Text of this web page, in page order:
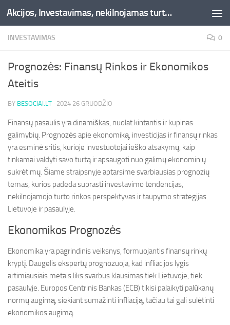
Skip to content Akcijos, Investavimas, nekilnojamas turtas, kriptovaliutos - Besociai.lt
INVESTAVIMAS 0
Prognozės: Finansų Rinkos ir Ekonomikos
Ateitis
BY BESOCIAI.LT · 2024 26 GRUODŽIO
Finansų pasaulis yra dinamiškas, nuolat kintantis ir kupinas
galimybių. Prognozės apie ekonomiką, investicijas ir finansų rinkas
yra esminė sritis, kurioje investuotojai ieško atsakymų, kaip
tinkamai valdyti savo turtą ir apsaugoti nuo galimų ekonominių
sukrėtimų. Šiame straipsnyje aptarsime svarbiausias prognozių
temas, kurios padeda suprasti investavimo tendencijas,
nekilnojamojo turto rinkos perspektyvas ir taupymo strategijas
Lietuvoje ir pasaulyje.
Ekonomikos Prognozės
Ekonomika yra pagrindinis veiksnys, formuojantis finansų rinkų
kryptį. Daugelis ekspertų prognozuoja, kad infliacijos lygis
artimiausiais metais liks svarbus klausimas tiek Lietuvoje, tiek
pasaulyje. Europos Centrinis Bankas (ECB) tikisi palaikyti palūkanų
normų augimą, siekiant sumažinti infliaciją, tačiau tai gali sulėtinti
ekonomikos augimą.